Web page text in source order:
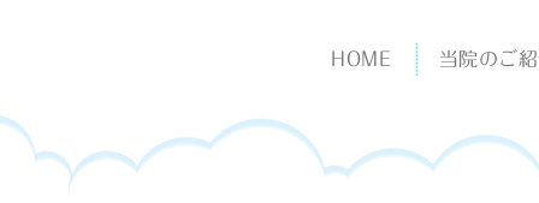
HOME 当院のご